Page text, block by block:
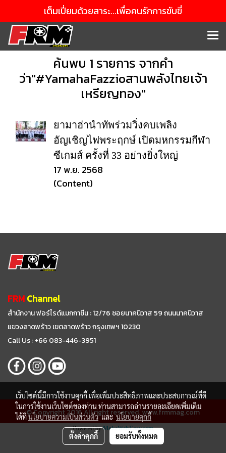
เต็มเปี่ยมด้วยสาระ...เพื่อคนรักการขับขี่
ค้นพบ 1 รายการ จากคำ
ว่า"#YamahaFazzioสานพลังไทยเจ้า
เหรียญทอง"
ยามาฮ่านำทัพร่วมวิ่งคบเพลิง
อัญเชิญไฟพระฤกษ์ เปิดมหกรรมกีฬา
ซีเกมส์ ครั้งที่ 33 อย่างยิ่งใหญ่
17 พ.ย. 2568
(Content)
FRMChannel
สำนักงาน ฟอร์ไรด์แมกกาซีน : 12/76 ซอยนาคนิวาส 59ถนนนาคนิวาส
แขวงลาดพร้าว เขตลาดพร้าว กรุงเทพฯ 10230
Call Us : +66 083-446-3951
© Copyright 2016 All right reserved. www.frmmag.com
Powered byMakeWebEasy.com
เว็บไซต์นี้มีการใช้งานคุกกี้ เพื่อเพิ่มประสิทธิภาพและประสบการณ์ที่ดี
ในการใช้งานเว็บไซต์ของท่าน ท่านสามารถอ่านรายละเอียดเพิ่มเติม
ได้ที่นโยบายความเป็นส่วนตัวและนโยบายคุกกี้
ตั้งค่าคุกกี้ ยอมรับทั้งหมด